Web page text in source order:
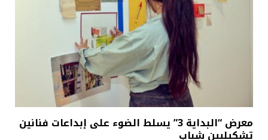
معرض “البداية 3” يسلط الضوء على إبداعات فنانين
تشكيليين شباب